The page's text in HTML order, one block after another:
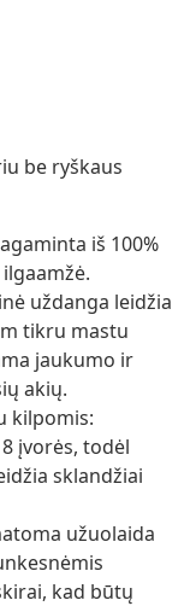
be ryškaus
iš 100%
uždanga leidžia
tikru mastu
jaukumo ir
akių.
kilpomis:
įvorės, todėl
sklandžiai
užuolaida
kad būtų